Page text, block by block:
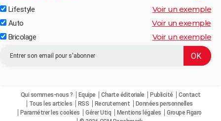
Lifestyle Voir un exemple
Auto Voir un exemple
Bricolage Voir un exemple
Qui sommes-nous ? Equipe Charte éditoriale Publicité
Contact
Tous les articles
RSS Recrutement
Données personnelles
Paramétrer les cookies
Gérer Utiq Mentions légales
Groupe Figaro